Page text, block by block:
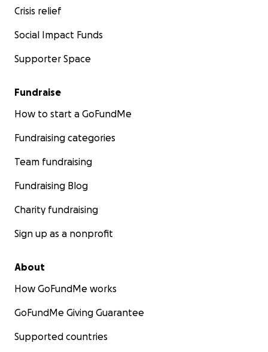
Crisis relief
Social Impact Funds
Supporter Space
Fundraise
How to start a GoFundMe
Fundraising categories
Team fundraising
Fundraising Blog
Charity fundraising
Sign up as a nonprofit
About
How GoFundMe works
GoFundMe Giving Guarantee
Supported countries